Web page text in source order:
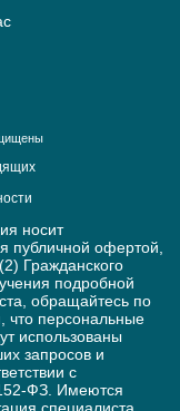
носит
публичной офертой,
Гражданского
подробной
обращайтесь по
что персональные
использованы
запросов и
с
ФЗ. Имеются